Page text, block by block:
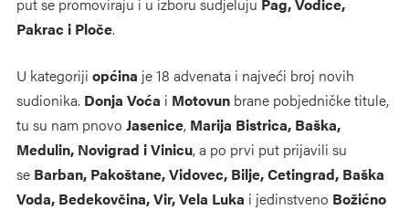
Pakrac i Ploče.
U kategoriji općina je 18 advenata i najveći broj novih
sudionika. Donja Voća i Motovun brane pobjedničke titule,
tu su nam pnovo Jasenice, Marija Bistrica, Baška,
Medulin, Novigrad i Vinicu, a po prvi put prijavili su
se Barban, Pakoštane, Vidovec, Bilje, Cetingrad, Baška
Voda, Bedekovčina, Vir, Vela Luka i jedinstveno Božićno